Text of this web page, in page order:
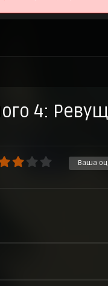
4:
Ваша